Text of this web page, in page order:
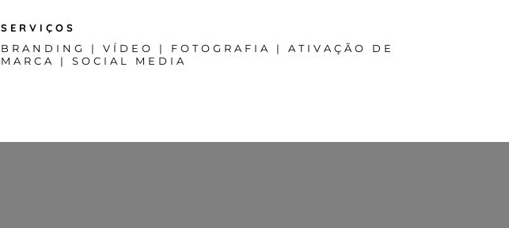
SERVIÇOS
BRANDING | VÍDEO | FOTOGRAFIA | ATIVAÇÃO DE
MARCA | SOCIAL MEDIA